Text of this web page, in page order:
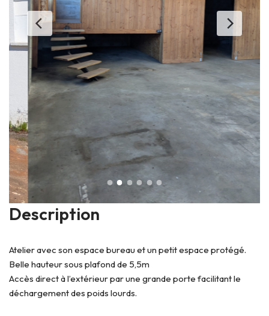
Description
Atelier avec son espace bureau et un petit espace protégé.
Belle hauteur sous plafond de 5,5m
Accès direct à l’extérieur par une grande porte facilitant le
déchargement des poids lourds.